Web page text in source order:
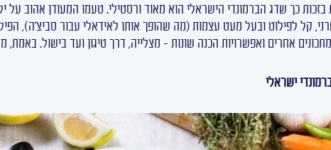
כך שדג הברמונדי הישראלי הוא מאוד ורסטילי. טעמו המעודן אהוב על
קל לפילוט ובעל מעט עצמות (מה שהופך אותו לאידאלי עבור סביצ'ה),
אחרים ואפשרויות הכנה שונות – מצלייה, דרך טיגון ועד בישול.
ישראלי